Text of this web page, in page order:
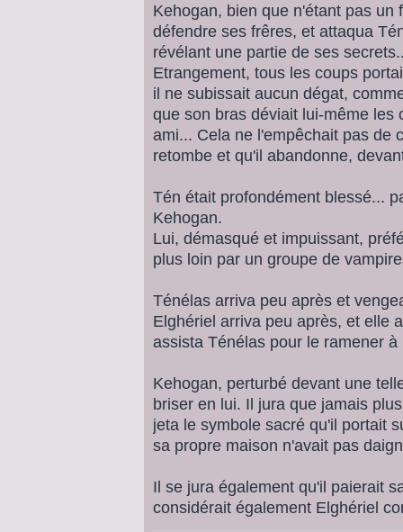
Kehogan, bien que n'étant pas
défendre ses frêres, et attaqua
révélant une partie de ses
Etrangement, tous les coups
il ne subissait aucun dégat,
que son bras déviait lui-même les
ami... Cela ne l'empêchait pas de
retombe et qu'il abandonne,
Tén était profondément blessé...
Kehogan.
Lui, démasqué et impuissant,
plus loin par un groupe de
Ténélas arriva peu après et
Elghériel arriva peu après, et elle
assista Ténélas pour le ramener à
Kehogan, perturbé devant une
briser en lui. Il jura que jamais
jeta le symbole sacré qu'il portait
sa propre maison n'avait pas
Il se jura également qu'il paierait
considérait également Elghériel